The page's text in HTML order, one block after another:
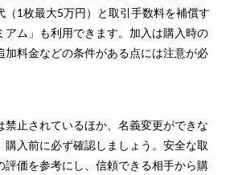
（1枚最大5万円）と取引手数料を補償す
アム」も利用できます。加入は購入時の
加料金などの条件がある点には注意が必
禁止されているほか、名義変更ができな
購入前に必ず確認しましょう。安全な取
評価を参考にし、信頼できる相手から購